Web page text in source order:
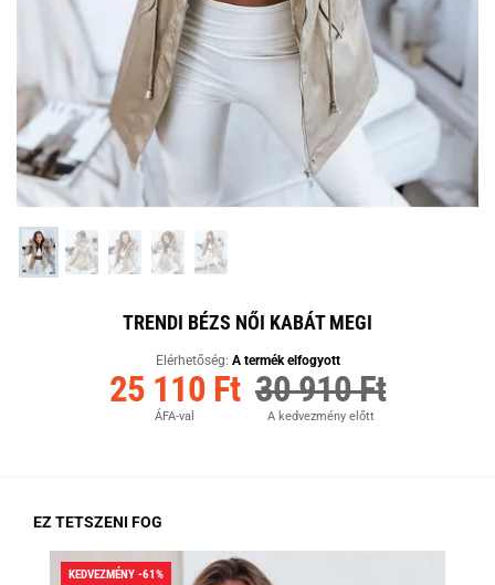
TRENDI BÉZS NŐI KABÁT MEGI
Elérhetőség: A termék elfogyott
25 110 Ft
ÁFA-val
30 910 Ft
A kedvezmény előtt
EZ TETSZENI FOG
KEDVEZMÉNY -61%